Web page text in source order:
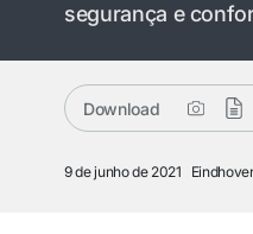
segurança e
Download
9 de junho de 2021